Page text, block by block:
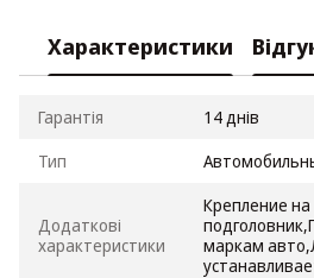
Характеристики
Гарантія
14 днів
Тип
Додаткові
характеристики
Крепление на
маркам